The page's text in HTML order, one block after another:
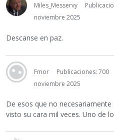
Miles_Messervy
noviembre 2025
Descanse en paz.
Fmor
Publicaciones: 700
noviembre 2025
De esos que no
visto su cara mil veces. Uno de